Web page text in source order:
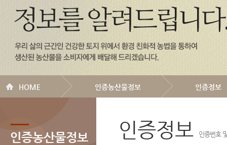
HOME 인증농산물정보 인증정보
인증농산물정보 인증정보 인증번호